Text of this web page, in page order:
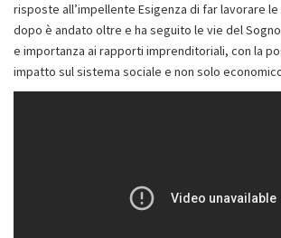
risposte all’impellente Esigenza di far lavorare
dopo è andato oltre e ha seguito le vie del
e importanza ai rapporti imprenditoriali, con la
impatto sul sistema sociale e non solo